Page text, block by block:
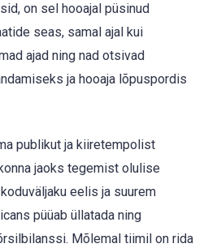
on sel hooajal püsinud
seas, samal ajal kui
ajad ning nad otsivad
ja hooaja lõpuspordis
publikut ja kiiretempolist
jaoks tegemist olulise
eelis ja suurem
püüab üllatada ning
Mõlemal tiimil on rida